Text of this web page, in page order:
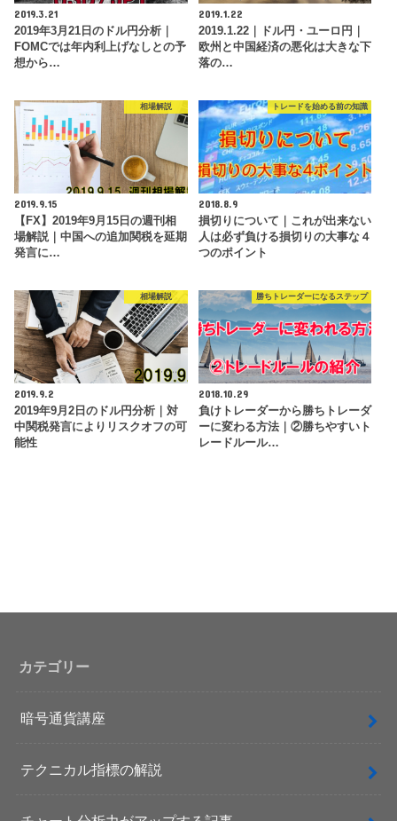
2019.3.21
2019年3月21日のドル円分析｜
FOMCでは年内利上げなしとの予
想から…
2019.1.22
2019.1.22｜ドル円・ユーロ円｜
欧州と中国経済の悪化は大きな下
落の…
相場解説
2019.9.15
【FX】2019年9月15日の週刊相
場解説｜中国への追加関税を延期
発言に…
トレードを始める前の知識
2018.8.9
損切りについて｜これが出来ない
人は必ず負ける損切りの大事な４
つのポイント
相場解説
2019.9.2
2019年9月2日のドル円分析｜対
中関税発言によりリスクオフの可
能性
勝ちトレーダーになるステップ
2018.10.29
負けトレーダーから勝ちトレーダ
ーに変わる方法｜②勝ちやすいト
レードルール…
カテゴリー
暗号通貨講座
テクニカル指標の解説